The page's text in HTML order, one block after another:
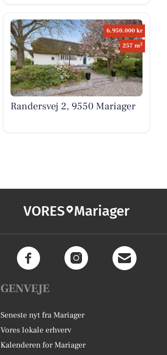
6.950.000 kr
257 m2
Randersvej 2, 9550 Mariager
VORES Mariager
GENVEJE
Seneste nyt fra Mariager
Vores lokale erhverv
Kalenderen for Mariager